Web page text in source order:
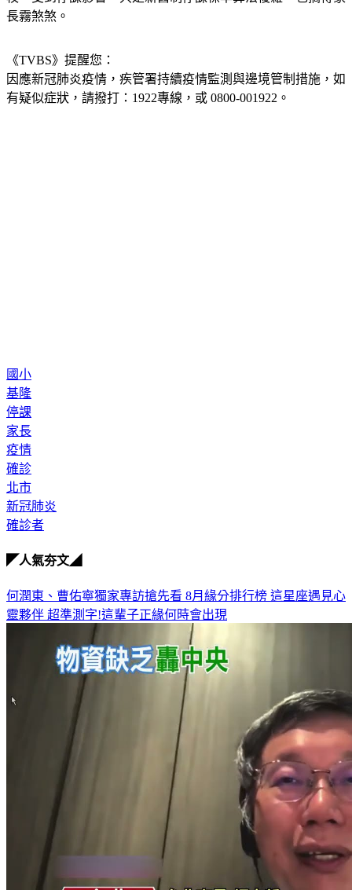
長霧煞煞。
《TVBS》提醒您：
因應新冠肺炎疫情，疾管署持續疫情監測與邊境管制措施， 如
有疑似症狀，請撥打：1922專線，或 0800-001922。
國小
基隆
停課
家長
疫情
確診
北市
新冠肺炎
確診者
◤人氣夯文◢
何潤東、曹佑寧獨家專訪搶先看 8月緣分排行榜 這星座遇見心
靈夥伴 超準測字!這輩子正緣何時會出現